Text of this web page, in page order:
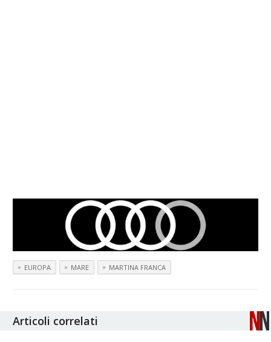
EUROPA MARE MARTINA FRANCA
Articoli correlati